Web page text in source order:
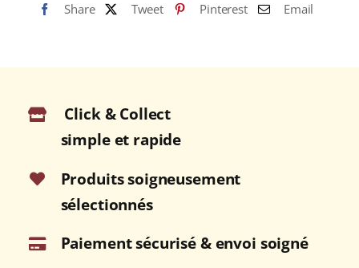
Air
MARSAULES
A.O.C.
BOURGUEIL
Rouge
2021
75cl
Share
Tweet Pinterest Email
Click & Collect
simple et rapide
Produits soigneusement
sélectionnés
Paiement sécurisé & envoi soigné